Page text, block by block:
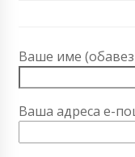
Ваше име
Ваша адреса е-